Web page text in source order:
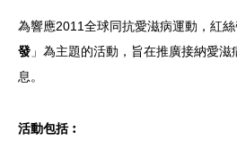
HIV/AIDS
Report Form
為響應2011全球同抗愛滋病運動，紅
發 」為主題的活動，旨在推廣接納愛
息。
活動包括︰